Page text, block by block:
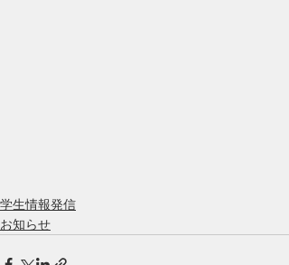
学生情報発信
お知らせ